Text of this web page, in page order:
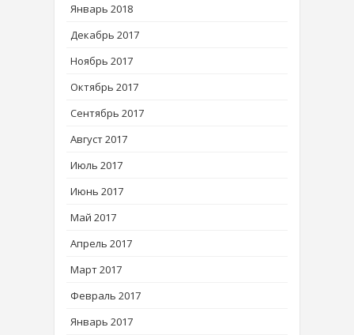
Январь 2018
Декабрь 2017
Ноябрь 2017
Октябрь 2017
Сентябрь 2017
Август 2017
Июль 2017
Июнь 2017
Май 2017
Апрель 2017
Март 2017
Февраль 2017
Январь 2017